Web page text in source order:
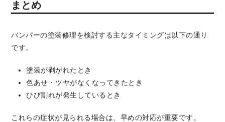
まとめ
バンパーの塗装修理を検討する主なタイミングは以下の通り
です。
塗装が剥がれたとき
色あせ・ツヤがなくなってきたとき
ひび割れが発生しているとき
これらの症状が見られる場合は、早めの対応が重要です。